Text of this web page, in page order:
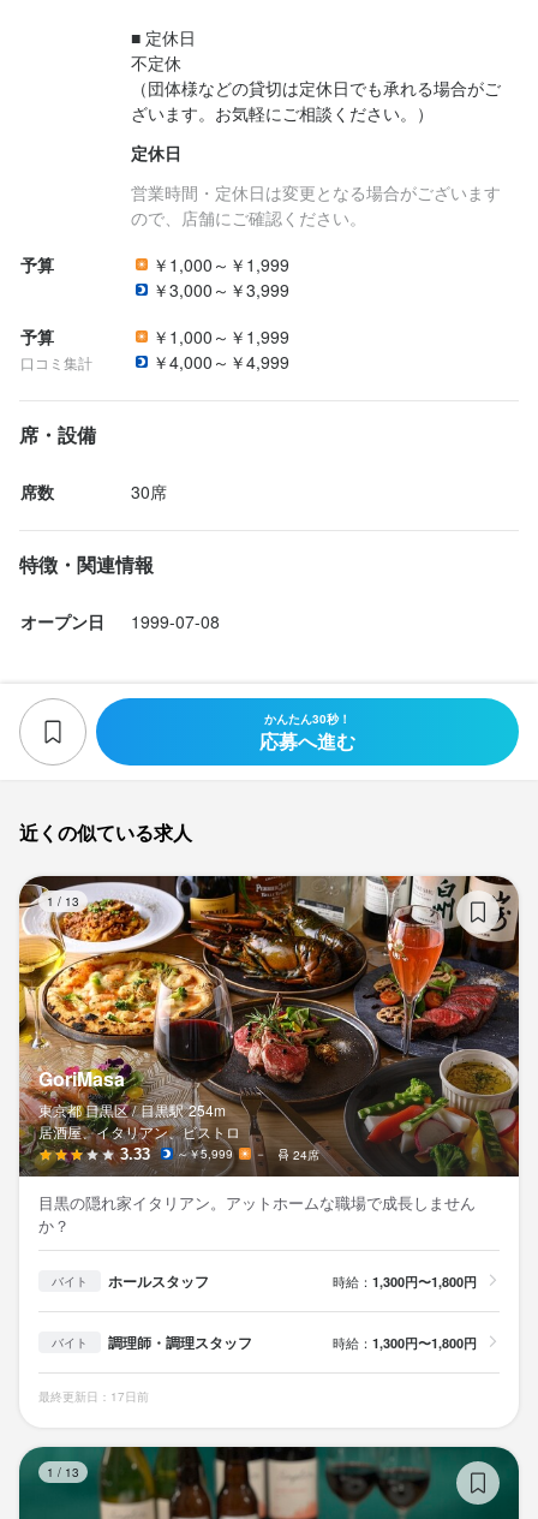
■ 定休日
不定休
（団体様などの貸切は定休日でも承れる場合がご
ざいます。お気軽にご相談ください。）
定休日
営業時間・定休日は変更となる場合がございます
ので、店舗にご確認ください。
予算
￥1,000～￥1,999
￥3,000～￥3,999
予算
口コミ集計
￥1,000～￥1,999
￥4,000～￥4,999
席・設備
席数 30席
特徴・関連情報
オープン日 1999-07-08
かんたん30秒！
応募へ進む
近くの似ている求人
1 / 13
GoriMasa
東京都 目黒区 / 目黒駅 254m
居酒屋、イタリアン、ビストロ
3.33 ～￥5,999 － 24席
目黒の隠れ家イタリアン。アットホームな職場で成長しません
か？
バイト ホールスタッフ 時給： 1,300円〜1,800円
バイト 調理師・調理スタッフ 時給： 1,300円〜1,800円
最終更新日：17日前
1 / 13